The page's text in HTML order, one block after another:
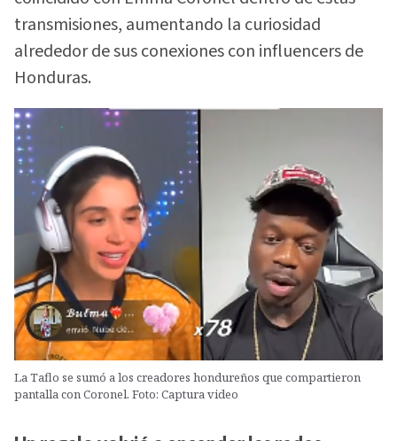
transmisiones, aumentando la curiosidad
alrededor de sus conexiones con influencers de
Honduras.
La Taflo se sumó a los creadores hondureños que compartieron
pantalla con Coronel. Foto: Captura video